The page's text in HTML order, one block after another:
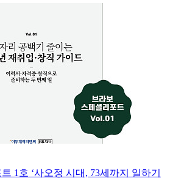
1호 ‘사오정 시대, 73세까지 일하기